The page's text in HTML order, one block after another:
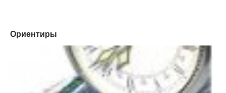
Ориентиры